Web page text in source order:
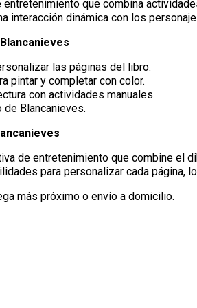
que combina
interacción dinámica con los
las páginas del libro.
pintar y completar con color.
con actividades manuales.
Blancanieves.
de entretenimiento que combine el
para personalizar cada página,
más próximo o envío a domicilio.